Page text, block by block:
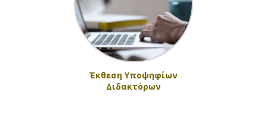
Έκθεση Υποψηφίων
Διδακτόρων